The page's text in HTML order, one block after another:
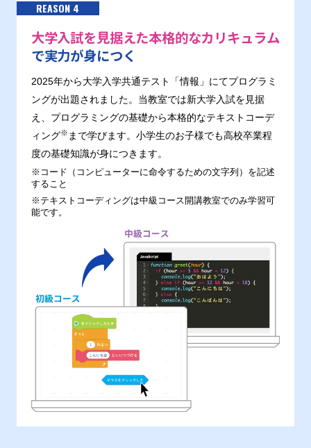
REASON 4
大学入試を見据えた本格的なカリキュラム
で実力が身につく
2025年から大学入学共通テスト「情報」にてプログラミ
ングが出題されました。当教室では新大学入試を見据
え、プログラミングの基礎から本格的なテキストコーデ
ィング※ まで学びます。小学生のお子様でも高校卒業程
度の基礎知識が身につきます。
※コード（コンピューターに命令するための文字列）を記述
すること
※テキストコーディングは中級コース開講教室でのみ学習可
能です。